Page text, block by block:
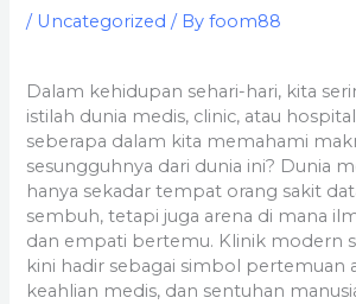
/ Uncategorized / Byfoom88
Dalam kehidupan sehari-hari, kita
istilah dunia medis, clinic, atau
seberapa dalam kita memahami
sesungguhnya dari dunia ini? Dunia
hanya sekadar tempat orang sakit
sembuh, tetapi juga arena di mana
dan empati bertemu. Klinik modern
kini hadir sebagai simbol pertemuan
keahlian medis, dan sentuhan